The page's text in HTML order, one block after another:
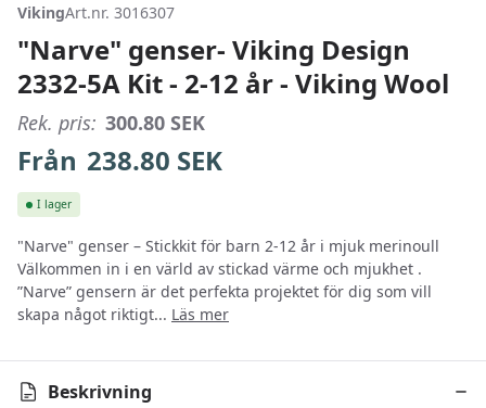
VikingArt.nr. 3016307
"Narve" genser- Viking Design
2332-5A Kit - 2-12 år - Viking Wool
Rek. pris: 300.80SEK
Från 238.80 SEK
I lager
"Narve" genser – Stickkit för barn 2-12 år i mjuk merinoull
Välkommen in i en värld av stickad värme och mjukhet .
”Narve” gensern är det perfekta projektet för dig som vill
skapa något riktigt... Läs mer
Beskrivning